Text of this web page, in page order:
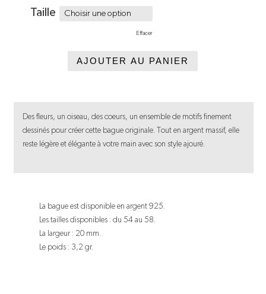
Taille
Effacer
AJOUTER AU PANIER
Des fleurs, un oiseau, des coeurs, un ensemble de motifs finement
dessinés pour créer cette bague originale. Tout en argent massif, elle
reste légère et élégante à votre main avec son style ajouré.
La bague est disponible en argent 925.
Les tailles disponibles : du 54 au 58.
La largeur : 20 mm.
Le poids : 3,2 gr.